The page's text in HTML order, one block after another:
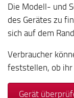
Die Modell- und
des Gerätes zu
sich auf dem
Verbraucher
feststellen, ob
Gerät